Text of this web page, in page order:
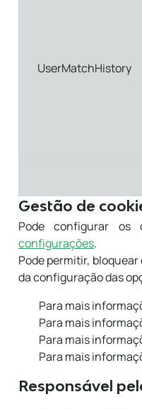
UserMatchHistory
Gestão de
Pode configurar
configurações.
Pode permitir,
da configuração das
Para mais
Para mais
Para mais
Para mais
Responsável